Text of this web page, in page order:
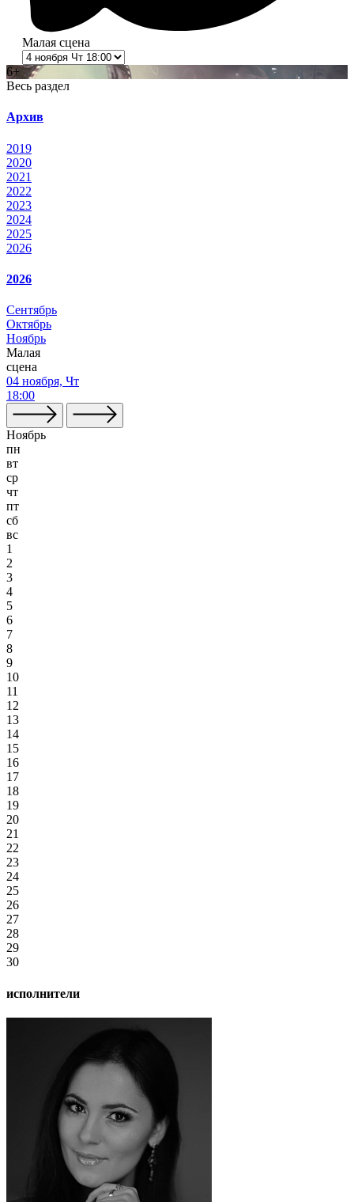
Малая сцена
6+
Весь раздел
Архив
2019
2020
2021
2022
2023
2024
2025
2026
2026
Сентябрь
Октябрь
Ноябрь
Малая
сцена
04 ноября, Чт
18:00
Ноябрь
пн
вт
ср
чт
пт
сб
вс
1
2
3
4
5
6
7
8
9
10
11
12
13
14
15
16
17
18
19
20
21
22
23
24
25
26
27
28
29
30
исполнители